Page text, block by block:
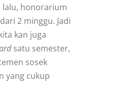
lalu, honorarium
2 minggu. Jadi
kan juga
satu semester,
sosek
yang cukup